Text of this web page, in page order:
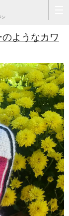
ン
ようなカワ